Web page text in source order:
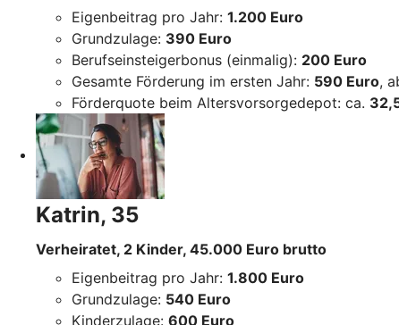
Eigenbeitrag pro Jahr: 1.200 Euro
Grundzulage: 390 Euro
Berufseinsteigerbonus (einmalig): 200 Euro
Gesamte Förderung im ersten Jahr: 590 Euro,
Förderquote beim Altersvorsorgedepot: ca.
Katrin, 35
Verheiratet, 2 Kinder, 45.000 Euro brutto
Eigenbeitrag pro Jahr: 1.800 Euro
Grundzulage: 540 Euro
Kinderzulage: 600 Euro